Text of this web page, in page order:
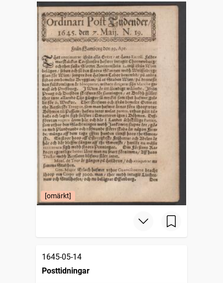
[omärkt]
1645-05-14
Posttidningar